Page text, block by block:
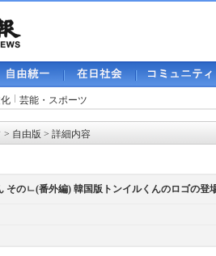
芸能・スポーツ
> 自由版 > 詳細内容
そのㄴ(番外編) 韓国版トンイルくんのロゴの